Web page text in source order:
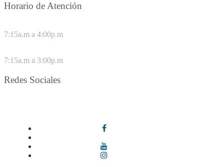
Horario de Atención
7:15a.m a 4:00p.m
7:15a.m a 3:00p.m
Redes Sociales